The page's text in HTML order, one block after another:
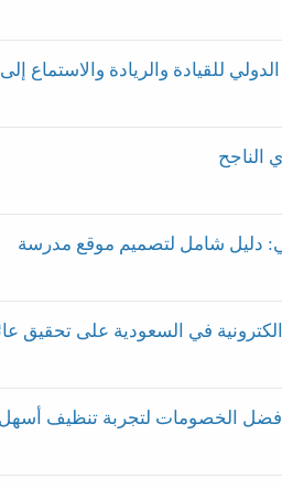
للقيادة والريادة والاستماع
الناجح
دليل شامل لتصميم موقع مدرسة
في السعودية على تحقيق
الخصومات لتجربة تنظيف أسهل